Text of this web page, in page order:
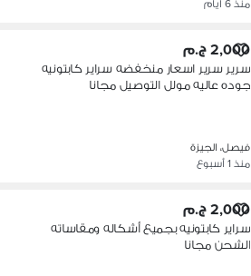
منذ 6 أيام
2,000 ج.م
سرير سرير اسعار منخفضه سراير كابتونيه
جوده عاليه مولل التوصيل مجانا
فيصل، الجيزة
منذ 1 أسبوع
2,000 ج.م
سراير كابتونيه بجميع أشكاله ومقاساته
الشحن مجانا